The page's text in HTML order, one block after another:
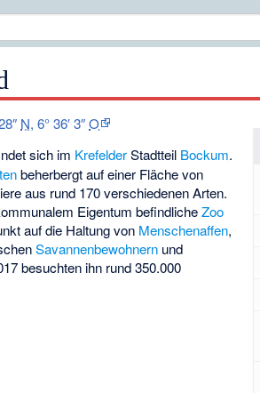
N,6° 36′ 3″O
sich im KrefelderStadtteil Bockum.
beherbergt auf einer Fläche von
aus rund 170 verschiedenen Arten.
Eigentum befindlicheZoo
auf die Haltung von Menschenaffen,
Savannenbewohnern und
besuchten ihn rund 350.000